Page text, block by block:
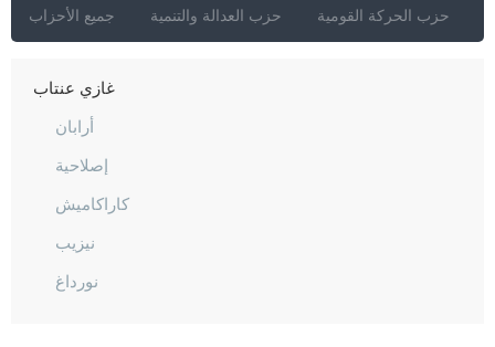
جميع الأحزاب حزب العدالة والتنمية حزب الحركة القومية
إيسكي شهير
غازي عنتاب
أرابان
إصلاحية
كاراكاميش
نيزيب
نورداغ